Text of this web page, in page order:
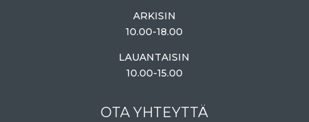
ARKISIN
10.00-18.00
LAUANTAISIN
10.00-15.00
OTA YHTEYTTÄ